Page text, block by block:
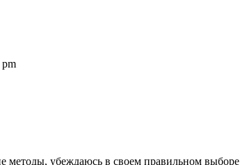
pm
методы, убеждаюсь в своем правильном выборе